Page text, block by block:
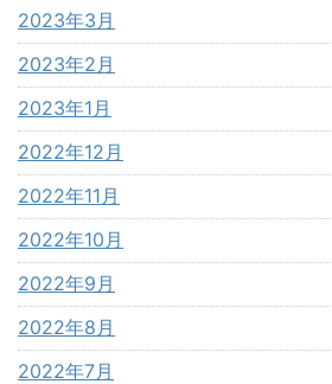
2023年3月
2023年2月
2023年1月
2022年12月
2022年11月
2022年10月
2022年9月
2022年8月
2022年7月